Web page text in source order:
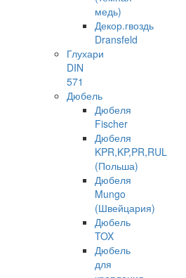
медь)
Декор.гвоздь
Dransfeld
Глухари
DIN
571
Дюбель
Дюбеля
Fischer
Дюбеля
KPR,KP,PR,RUL
(Польша)
Дюбеля
Mungo
(Швейцария)
Дюбель
TOX
Дюбель
для